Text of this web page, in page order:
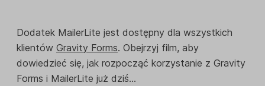
Dodatek MailerLite jest dostępny dla wszystkich
klientów Gravity Forms. Obejrzyj film, aby
dowiedzieć się, jak rozpocząć korzystanie z Gravity
Forms i MailerLite już dziś...